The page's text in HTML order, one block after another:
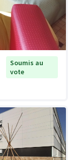
Soumis au
vote